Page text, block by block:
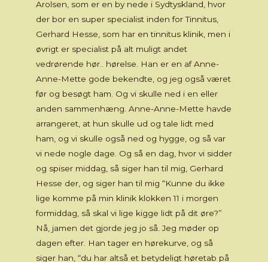
Arolsen, som er en by nede i Sydtyskland, hvor
der bor en super specialist inden for Tinnitus,
Gerhard Hesse, som har en tinnitus klinik, men i
øvrigt er specialist på alt muligt andet
vedrørende hør.. hørelse. Han er en af Anne-
Anne-Mette gode bekendte, og jeg også været
før og besøgt ham. Og vi skulle ned i en eller
anden sammenhæng. Anne-Anne-Mette havde
arrangeret, at hun skulle ud og tale lidt med
ham, og vi skulle også ned og hygge, og så var
vi nede nogle dage. Og så en dag, hvor vi sidder
og spiser middag, så siger han til mig, Gerhard
Hesse der, og siger han til mig “Kunne du ikke
lige komme på min klinik klokken 11 i morgen
formiddag, så skal vi lige kigge lidt på dit øre?”
Nå, jamen det gjorde jeg jo så. Jeg møder op
dagen efter. Han tager en hørekurve, og så
siger han, “du har altså et betydeligt høretab på